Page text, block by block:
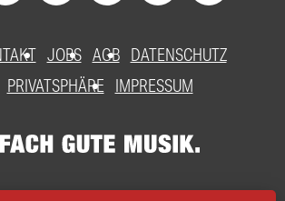
JOBS AGB DATENSCHUTZ
PRIVATSPHÄRE
IMPRESSUM